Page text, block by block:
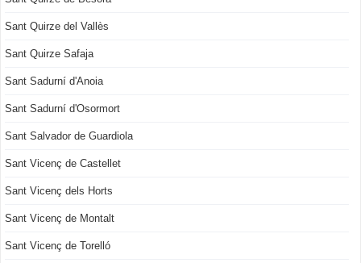
Sant Quirze del Vallès
Sant Quirze Safaja
Sant Sadurní d'Anoia
Sant Sadurní d'Osormort
Sant Salvador de Guardiola
Sant Vicenç de Castellet
Sant Vicenç dels Horts
Sant Vicenç de Montalt
Sant Vicenç de Torelló